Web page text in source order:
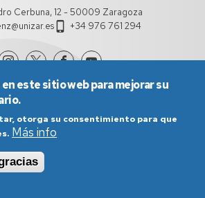
Cerbuna, 12 - 50009 Zaragoza
+34 976 761 294
Condiciones generales de uso
este sitio web para mejorar su
otorga su consentimiento para que
Más info